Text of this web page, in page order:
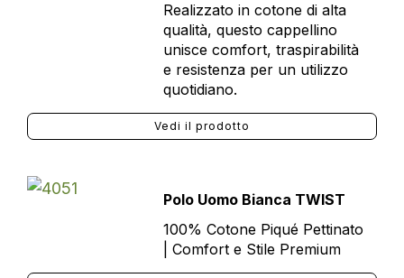
Realizzato in cotone di alta
qualità, questo cappellino
unisce comfort, traspirabilità
e resistenza per un utilizzo
quotidiano.
Vedi il prodotto
Polo Uomo Bianca TWIST
100% Cotone Piqué Pettinato
| Comfort e Stile Premium